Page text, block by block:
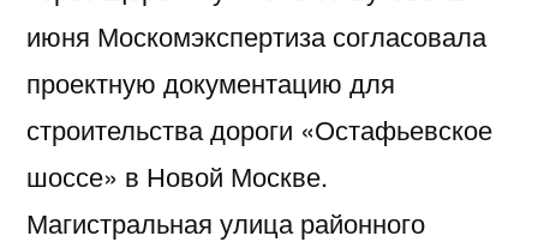
июня Москомэкспертиза согласовала
проектную документацию для
строительства дороги «Остафьевское
шоссе» в Новой Москве.
Магистральная улица районного